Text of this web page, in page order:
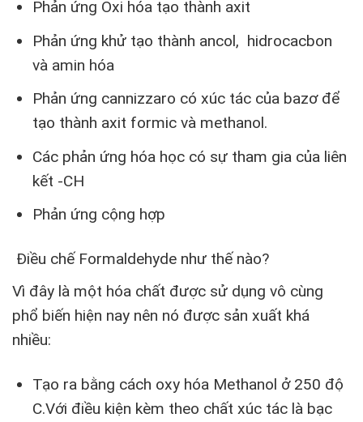
Phản ứng Oxi hóa tạo thành axit
Phản ứng khử tạo thành ancol, hidrocacbon
và amin hóa
Phản ứng cannizzaro có xúc tác của bazơ để
tạo thành axit formic và methanol.
Các phản ứng hóa học có sự tham gia của liên
kết -CH
Phản ứng cộng hợp
Điều chế Formaldehyde như thế nào?
Vì đây là một hóa chất được sử dụng vô cùng
phổ biến hiện nay nên nó được sản xuất khá
nhiều:
Tạo ra bằng cách oxy hóa Methanol ở 250 độ
C.Với điều kiện kèm theo chất xúc tác là bạc